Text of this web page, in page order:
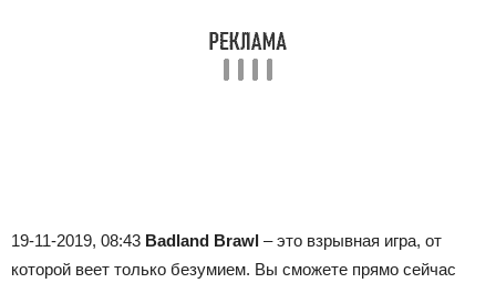
19-11-2019, 08:43 Badland Brawl – это взрывная игра, от
которой веет только безумием. Вы сможете прямо сейчас